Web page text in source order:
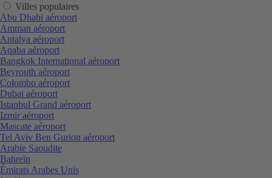
Villes populaires
Abu Dhabi aéroport
Amman aéroport
Antalya aéroport
Aqaba aéroport
Bangkok International aéroport
Beyrouth aéroport
Colombo aéroport
Dubai aéroport
Istanbul Grand aéroport
Izmir aéroport
Mascate aéroport
Tel Aviv Ben Gurion aéroport
Arabie Saoudite
Bahreïn
Émirats Arabes Unis